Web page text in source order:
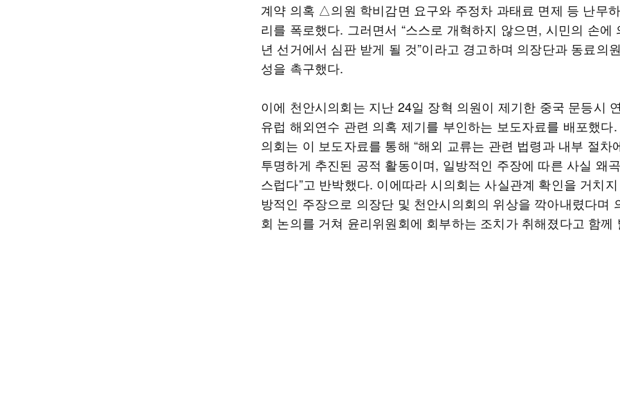
계약 의혹 △의원 학비감면 요구와 주정차 과태료 면제 등 난무
리를 폭로했다. 그러면서 “스스로 개혁하지 않으면, 시민의 손에
년 선거에서 심판 받게 될 것”이라고 경고하며 의장단과 동료의
성을 촉구했다.
이에 천안시의회는 지난 24일 장혁 의원이 제기한 중국 문등시
유럽 해외연수 관련 의혹 제기를 부인하는 보도자료를 배포했다
의회는 이 보도자료를 통해 “해외 교류는 관련 법령과 내부 절차
투명하게 추진된 공적 활동이며, 일방적인 주장에 따른 사실 왜
스럽다”고 반박했다. 이에따라 시의회는 사실관계 확인을 거치
방적인 주장으로 의장단 및 천안시의회의 위상을 깍아내렸다며
회 논의를 거쳐 윤리위원회에 회부하는 조치가 취해졌다고 함